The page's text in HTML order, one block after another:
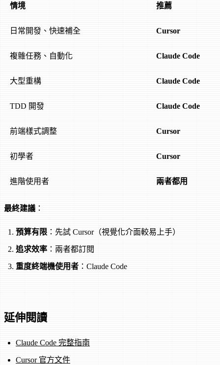
情境 推薦
日常開發、快速補全 Cursor
複雜任務、自動化 Claude Code
大型重構 Claude Code
TDD 開發 Claude Code
前端樣式調整 Cursor
初學者 Cursor
進階使用者 兩者都用
最終建議 ：
預算有限 ：先試 Cursor（視覺化介面較易上手）
追求效率 ：兩者都訂閱
重度終端機使用者 ：Claude Code
延伸閱讀
Claude Code 完整指南
Cursor 官方文件